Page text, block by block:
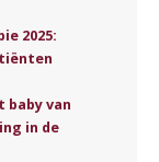
2025:
baby van
in de